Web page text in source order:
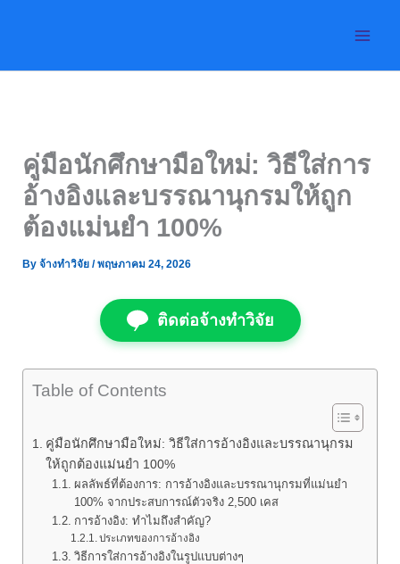
คู่มือนักศึกษามือใหม่: วิธีใส่การ
อ้างอิงและบรรณานุกรมให้ถูก
ต้องแม่นยำ 100%
By จ้างทำวิจัย /พฤษภาคม 24, 2026
ติดต่อจ้างทำวิจัย
Table of Contents
คู่มือนักศึกษามือใหม่: วิธีใส่การอ้างอิงและบรรณานุกรม
ให้ถูกต้องแม่นยำ 100%
ผลลัพธ์ที่ต้องการ: การอ้างอิงและบรรณานุกรมที่แม่นยำ
100% จากประสบการณ์ตัวจริง 2,500 เคส
การอ้างอิง: ทำไมถึงสำคัญ?
ประเภทของการอ้างอิง
วิธีการใส่การอ้างอิงในรูปแบบต่างๆ